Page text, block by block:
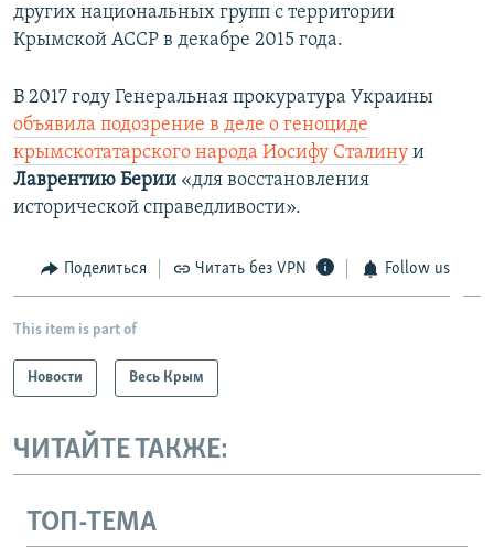
других национальных групп с территории
Крымской АССР в декабре 2015 года.
В 2017 году Генеральная прокуратура Украины
объявила подозрение в деле о геноциде
крымскотатарского народа Иосифу Сталину и
Лаврентию Берии «для восстановления
исторической справедливости».
Поделиться Читать без VPN Follow us
This item is part of
Новости Весь Крым
ЧИТАЙТЕ ТАКЖЕ:
ТОП-ТЕМА